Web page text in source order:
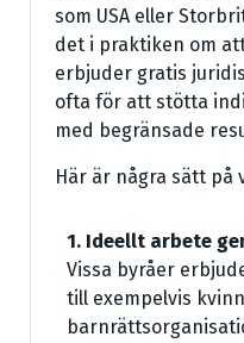
som USA eller
det i praktiken om
erbjuder gratis
ofta för att stötta
med begränsade
Här är några sätt på
1. Ideellt arbete
Vissa byråer
till exempelvis